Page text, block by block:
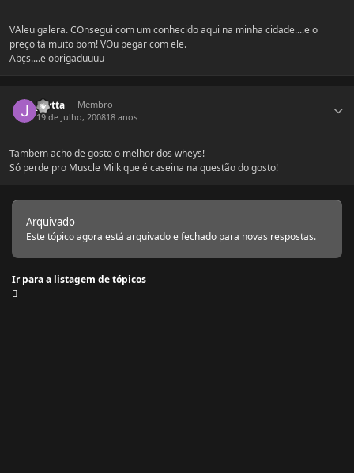
VAleu galera. COnsegui com um conhecido aqui na minha cidade....e o
preço tá muito bom! VOu pegar com ele.
Abçs....e obrigaduuuu
jgotta
Membro
19 de Julho, 200818 anos
Tambem acho de gosto o melhor dos wheys!
Só perde pro Muscle Milk que é caseina na questão do gosto!
Arquivado
Este tópico agora está arquivado e fechado para novas respostas.
Ir para a listagem de tópicos